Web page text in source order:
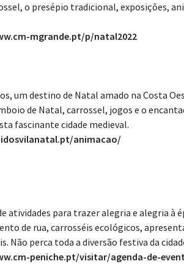
o presépio tradicional, exposições,
mgrande.pt/p/natal2022
um destino de Natal amado na Costa
de Natal, carrossel, jogos e o
fascinante cidade medieval.
animacao/
atividades para trazer alegria e alegria à
de rua, carrosséis ecológicos,
Não perca toda a diversão festiva da
peniche.pt/visitar/agenda-de-